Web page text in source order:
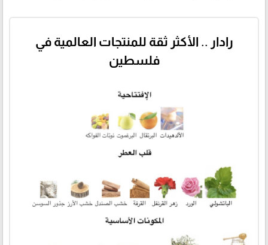
رادار .. الأكثر ثقة للمنتجات العالمية في
فلسطين